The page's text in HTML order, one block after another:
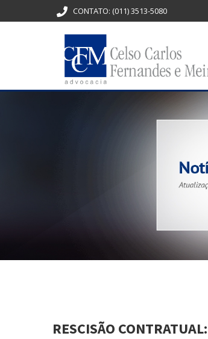
CONTATO: (011) 3513-5080
RESCISÃO